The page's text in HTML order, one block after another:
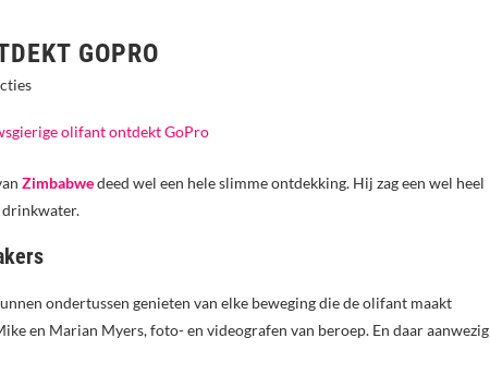
GOPRO
Zimbabwedeed wel een hele slimme ontdekking. Hij zag een wel heel
drinkwater.
ondertussen genieten van elke beweging die de olifant maakt
en Marian Myers, foto- en videografen van beroep. En daar aanwezig